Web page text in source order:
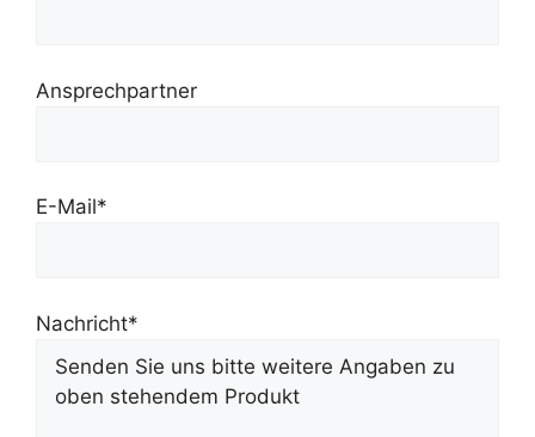
Ansprechpartner
E-Mail*
Nachricht*